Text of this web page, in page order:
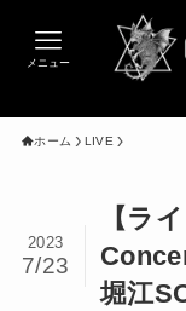
メニュー
ホーム LIVE
【ラ
堀江
2023
7/23